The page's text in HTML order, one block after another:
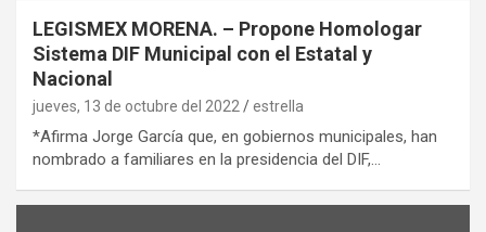
LEGISMEX MORENA. – Propone Homologar
Sistema DIF Municipal con el Estatal y
Nacional
jueves, 13 de octubre del 2022 estrella
*Afirma Jorge García que, en gobiernos municipales, han
nombrado a familiares en la presidencia del DIF,…